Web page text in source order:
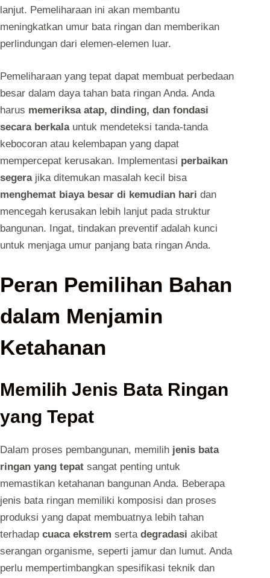
lanjut. Pemeliharaan ini akan membantu
meningkatkan umur bata ringan dan memberikan
perlindungan dari elemen-elemen luar.
Pemeliharaan yang tepat dapat membuat perbedaan
besar dalam daya tahan bata ringan Anda. Anda
harus memeriksa atap, dinding, dan fondasi
secara berkalauntuk mendeteksi tanda-tanda
kebocoran atau kelembapan yang dapat
mempercepat kerusakan. Implementasi perbaikan
segerajika ditemukan masalah kecil bisa
menghemat biaya besar di kemudian hari dan
mencegah kerusakan lebih lanjut pada struktur
bangunan. Ingat, tindakan preventif adalah kunci
untuk menjaga umur panjang bata ringan Anda.
Peran Pemilihan Bahan
dalam Menjamin
Ketahanan
Memilih Jenis Bata Ringan
yang Tepat
Dalam proses pembangunan, memilih jenis bata
ringan yang tepat sangat penting untuk
memastikan ketahanan bangunan Anda. Beberapa
jenis bata ringan memiliki komposisi dan proses
produksi yang dapat membuatnya lebih tahan
terhadap cuaca ekstrem serta degradasi akibat
serangan organisme, seperti jamur dan lumut. Anda
perlu mempertimbangkan spesifikasi teknik dan